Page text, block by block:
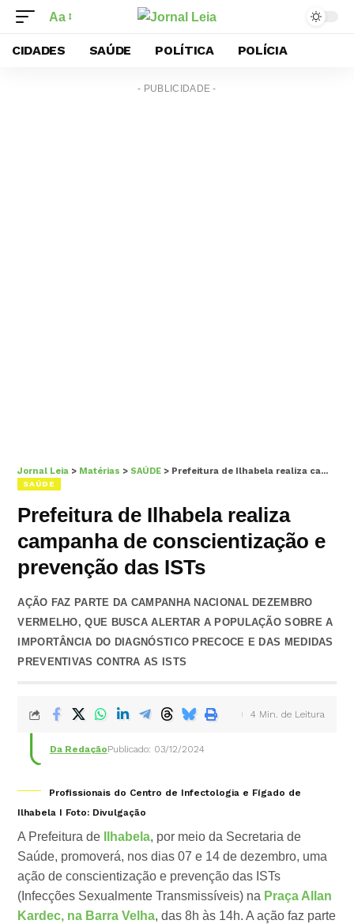
Aa
CIDADES SAÚDE POLÍTICA POLÍCIA
- PUBLICIDADE -
Jornal Leia > Matérias > SAÚDE > Prefeitura de Ilhabela realiza campanha de conscientização e prevenção das ISTs
SAÚDE
Prefeitura de Ilhabela realiza
campanha de conscientização e
prevenção das ISTs
AÇÃO FAZ PARTE DA CAMPANHA NACIONAL DEZEMBRO
VERMELHO, QUE BUSCA ALERTAR A POPULAÇÃO SOBRE A
IMPORTÂNCIA DO DIAGNÓSTICO PRECOCE E DAS MEDIDAS
PREVENTIVAS CONTRA AS ISTS
Da RedaçãoPublicado: 03/12/2024
4 Min. de Leitura
Profissionais do Centro de Infectologia e Fígado de
Ilhabela I Foto: Divulgação
A Prefeitura de Ilhabela, por meio da Secretaria de
Saúde, promoverá, nos dias 07 e 14 de dezembro, uma
ação de conscientização e prevenção das ISTs
(Infecções Sexualmente Transmissíveis) na Praça Allan
Kardec, na Barra Velha, das 8h às 14h. A ação faz parte